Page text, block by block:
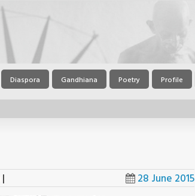
Diaspora Gandhiana Poetry Profile
| 28 June 2015